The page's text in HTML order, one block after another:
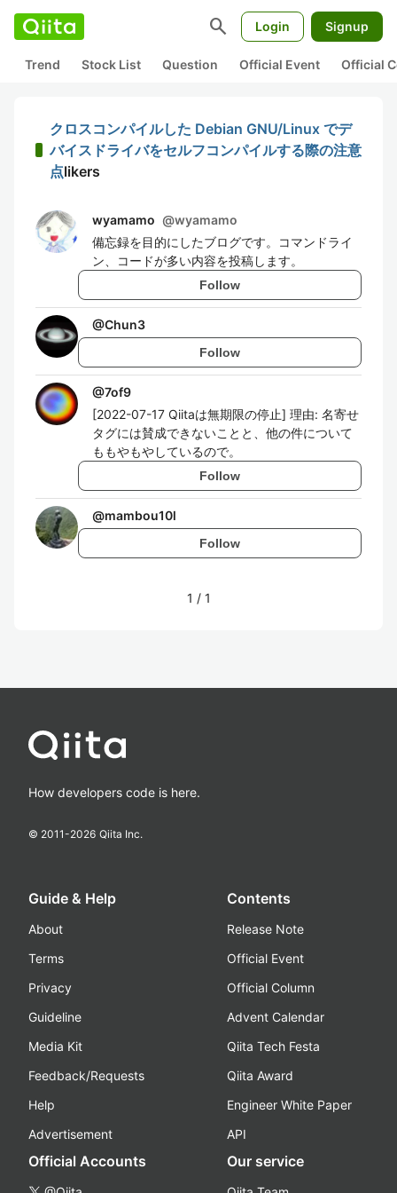
search Login Signup
Trend Stock List Question Official Event Official
クロスコンパイルした Debian GNU/Linux でデ
バイスドライバをセルフコンパイルする際の注意
点likers
wyamamo @wyamamo
備忘録を目的にしたブログです。コマンドライ
ン、コードが多い内容を投稿します。
Follow
@Chun3
Follow
@7of9
[2022-07-17 Qiitaは無期限の停止] 理由: 名寄せ
タグには賛成できないことと、他の件について
ももやもやしているので。
Follow
@mambou10l
Follow
1 / 1
How developers code is here.
© 2011-2026 Qiita Inc.
Guide & Help
About
Terms
Privacy
Guideline
Media Kit
Feedback/Requests
Help
Advertisement
Contents
Release Note
Official Event
Official Column
Advent Calendar
Qiita Tech Festa
Qiita Award
Engineer White Paper
API
Official Accounts Our service